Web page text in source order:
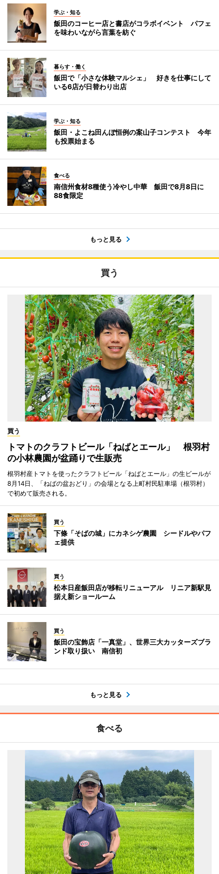
学ぶ・知る
飯田のコーヒー店と書店がコラボイベント パフェ
を味わいながら言葉を紡ぐ
暮らす・働く
飯田で「小さな体験マルシェ」 好きを仕事にして
いる6店が日替わり出店
学ぶ・知る
飯田・よこね田んぼ恒例の案山子コンテスト 今年
も投票始まる
食べる
南信州食材8種使う冷やし中華 飯田で8月8日に
88食限定
もっと見る
買う
買う
トマトのクラフトビール「ねばとエール」 根羽村
の小林農園が盆踊りで生販売
根羽村産トマトを使ったクラフトビール「ねばとエール」の生ビールが
8月14日、「ねばの盆おどり」の会場となる上町村民駐車場（根羽村）
で初めて販売される。
買う
下條「そばの城」にカネシゲ農園 シードルやパフ
ェ提供
買う
松本日産飯田店が移転リニューアル リニア新駅見
据え新ショールーム
買う
飯田の宝飾店「一真堂」、世界三大カッターズブラ
ンド取り扱い 南信初
もっと見る
食べる